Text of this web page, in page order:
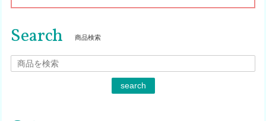
Search 商品検索
search